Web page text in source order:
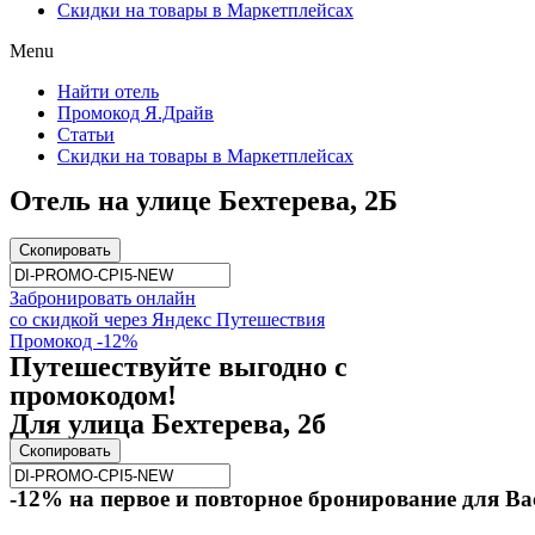
Скидки на товары в Маркетплейсах
Menu
Найти отель
Промокод Я.Драйв
Статьи
Скидки на товары в Маркетплейсах
Отель на улице Бехтерева, 2Б
Скопировать
Забронировать онлайн
со скидкой через Яндекс Путешествия
Промокод -12%
Путешествуйте выгодно с
промокодом!
Для улица Бехтерева, 2б
Скопировать
-12% на первое и повторное бронирование для